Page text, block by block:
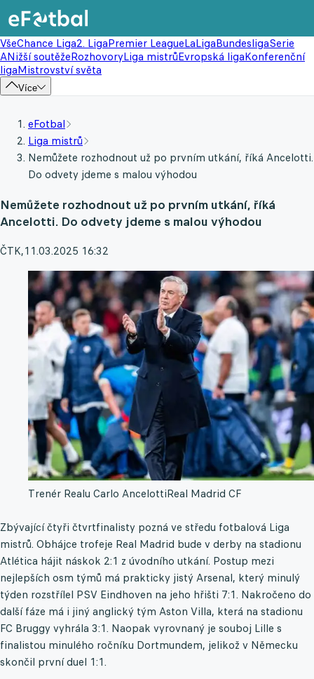
VšeChance Liga2. LigaPremier LeagueLaLigaBundesligaSerie
ANižší soutěžeRozhovoryLiga mistrůEvropská ligaKonferenční
ligaMistrovství světa
Více
eFotbal
Liga mistrů
Nemůžete rozhodnout už po prvním utkání, říká Ancelotti.
Do odvety jdeme s malou výhodou
Nemůžete rozhodnout už po prvním utkání, říká
Ancelotti. Do odvety jdeme s malou výhodou
ČTK,11.03.2025 16:32
Trenér Realu Carlo AncelottiReal Madrid CF
Zbývající čtyři čtvrtfinalisty pozná ve středu fotbalová Liga
mistrů. Obhájce trofeje Real Madrid bude v derby na stadionu
Atlética hájit náskok 2:1 z úvodního utkání. Postup mezi
nejlepších osm týmů má prakticky jistý Arsenal, který minulý
týden rozstřílel PSV Eindhoven na jeho hřišti 7:1. Nakročeno do
další fáze má i jiný anglický tým Aston Villa, která na stadionu
FC Bruggy vyhrála 3:1. Naopak vyrovnaný je souboj Lille s
finalistou minulého ročníku Dortmundem, jelikož v Německu
skončil první duel 1:1.